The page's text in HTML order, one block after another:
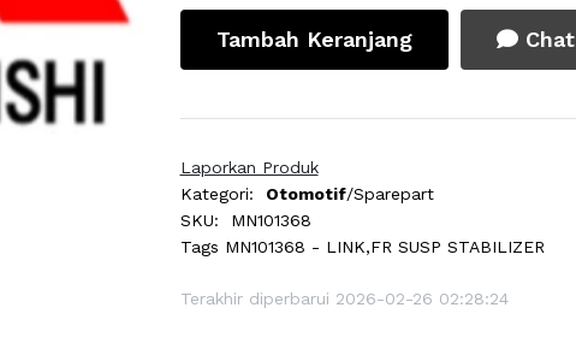
Tambah Keranjang Chat
Laporkan Produk
Kategori:
Otomotif/Sparepart
SKU:
MN101368
Tags MN101368 - LINK,FR SUSP STABILIZER
Terakhir diperbarui 2026-02-26 02:28:24